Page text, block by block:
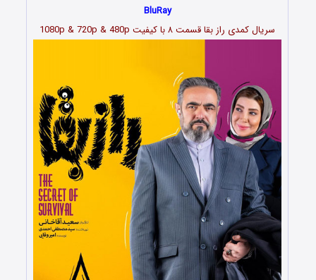
BluRay
سریال کمدی راز بقا قسمت۸با کیفیت 1080p & 720p & 480p